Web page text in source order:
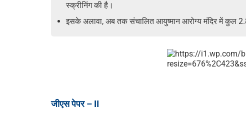
स्क्रीनिंग की है।
इसके अलावा, अब तक संचालित आयुष्मान आरोग्य मंदिर में कुल
जीएस पेपर – II